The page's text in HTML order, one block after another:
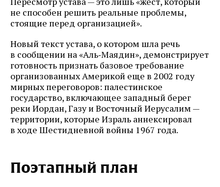
не способен решить реальные проблемы,
стоящие перед организацией».
Новый текст устава, о котором шла речь
в сообщении на «Аль‑Маядин», демонстрирует
готовность признать базовое требование
организованных Америкой еще в 2002 году
мирных переговоров: палестинское
государство, включающее западный берег
реки Иордан, Газу и Восточный Иерусалим —
территории, которые Израль аннексировал
в ходе Шестидневной войны 1967 года.
Поэтапный план